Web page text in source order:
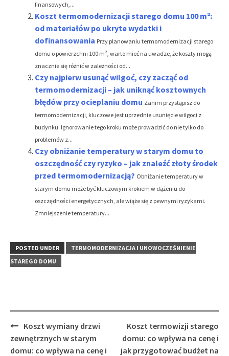
finansowych,...
Koszt termomodernizacji starego domu 100 m²:
od materiałów po ukryte wydatki i
dofinansowania Przy planowaniu termomodernizacji starego
domu o powierzchni 100 m², warto mieć na uwadze, że koszty mogą
znacznie się różnić w zależności od...
Czy najpierw usunąć wilgoć, czy zacząć od
termomodernizacji – jak uniknąć kosztownych
błędów przy ocieplaniu domu Zanim przystąpisz do
termomodernizacji, kluczowe jest uprzednie usunięcie wilgoci z
budynku. Ignorowanie tego kroku może prowadzić do nie tylko do
problemów z...
Czy obniżanie temperatury w starym domu to
oszczędność czy ryzyko – jak znaleźć złoty środek
przed termomodernizacją? Obniżanie temperatury w
starym domu może być kluczowym krokiem w dążeniu do
oszczędności energetycznych, ale wiąże się z pewnymi ryzykami.
Zmniejszenie temperatury...
POSTED UNDER
TERMOMODERNIZACJA I UNOWOCZEŚNIENIE
STAREGO DOMU
Post
navigation
Koszt wymiany drzwi
zewnętrznych w starym
domu: co wpływa na cenę i
Koszt termowizji starego
domu: co wpływa na cenę i
jak przygotować budżet na